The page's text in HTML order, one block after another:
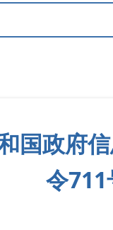
国政府
令711